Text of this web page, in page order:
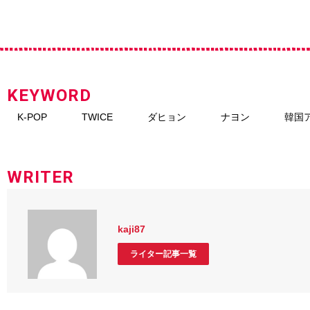
KEYWORD
K-POP TWICE ダヒョン ナヨン 韓国
WRITER
kaji87
ライター記事一覧